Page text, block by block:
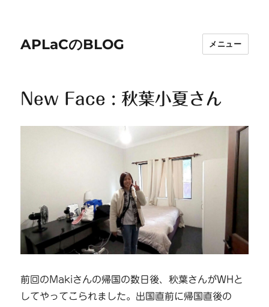
APLaCのBLOG メニュー
New Face : 秋葉小夏さん
前回のMakiさんの帰国の数日後、秋葉さんがWHと
してやってこられました。出国直前に帰国直後の